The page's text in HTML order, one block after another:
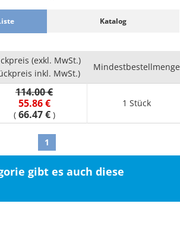
Katalog
(exkl. MwSt.)
inkl. MwSt.)
Mindestbestellmenge
114.00 €
55.86 €
( 66.47 € )
1 Stück
1
gibt es auch diese